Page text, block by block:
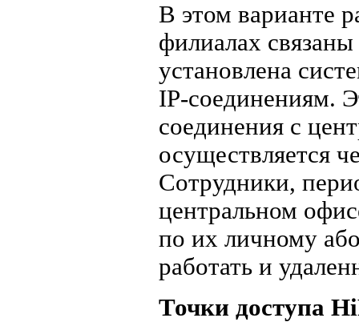
В этом варианте
филиалах
установлена
IP-соединениям.
соединения с
осуществляется
Сотрудники,
центральном
по их личному
работать и
Точки доступа